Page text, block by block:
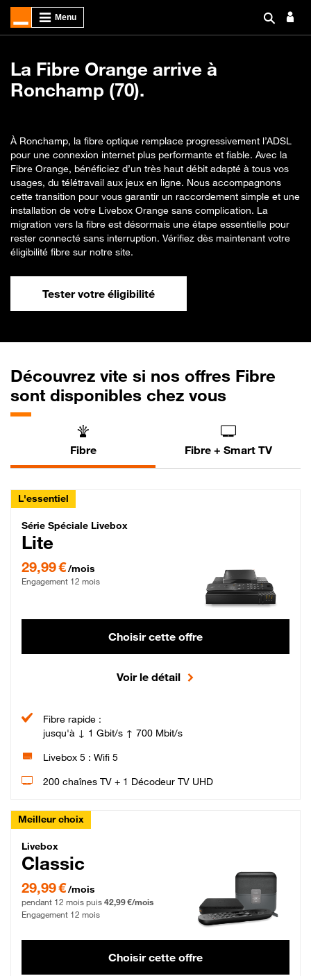
La Fibre Orange arrive à
Ronchamp (70).
À Ronchamp, la fibre optique remplace progressivement l’ADSL
pour une connexion internet plus performante et fiable. Avec la
Fibre Orange, bénéficiez d’un très haut débit adapté à tous vos
usages, du télétravail aux jeux en ligne. Nous accompagnons
cette transition pour vous garantir un raccordement simple et une
installation de votre Livebox Orange sans complication. La
migration vers la fibre est désormais une étape essentielle pour
rester connecté sans interruption. Vérifiez dès maintenant votre
éligibilité fibre sur notre site.
Tester votre éligibilité
Découvrez vite si nos offres Fibre
sont disponibles chez vous
Fibre Fibre + Smart TV
L'essentiel
Série Spéciale Livebox Lite Fibre
Série Spéciale Livebox
Lite
29,99 €/mois
Engagement 12 mois
Choisir cette offre
Voir le détail
Fibre rapide :
jusqu'à ↓ 1 Gbit/s ↑ 700 Mbit/s
Livebox 5 : Wifi 5
200 chaînes TV + 1 Décodeur TV UHD
Meilleur choix
Livebox Classic Fibre
Livebox
Classic
29,99 € par mois pendant 12 mois puis 42,99 € par mois, Engagement 12 mois
29,99 €/mois
pendant 12 mois puis 42,99 €/mois
Engagement 12 mois
Choisir cette offre